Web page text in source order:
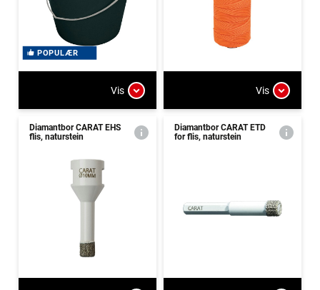
POPULÆR
Vis Vis
Diamantbor CARAT EHS
flis, naturstein
Diamantbor CARAT ETD
for flis, naturstein